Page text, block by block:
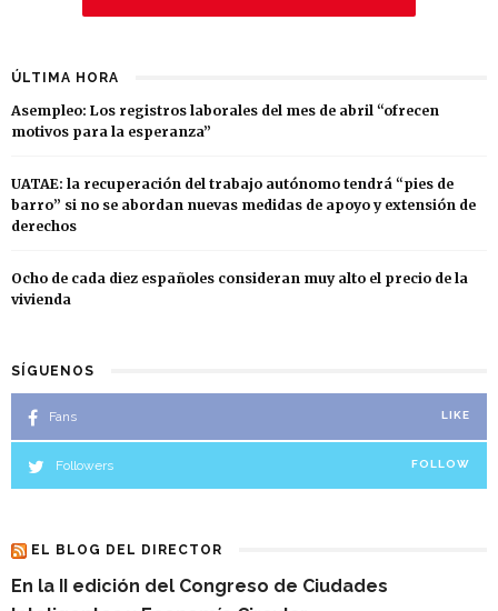
ÚLTIMA HORA
Asempleo: Los registros laborales del mes de abril “ofrecen
motivos para la esperanza”
UATAE: la recuperación del trabajo autónomo tendrá “pies de
barro” si no se abordan nuevas medidas de apoyo y extensión de
derechos
Ocho de cada diez españoles consideran muy alto el precio de la
vivienda
SÍGUENOS
Fans LIKE
Followers FOLLOW
EL BLOG DEL DIRECTOR
En la II edición del Congreso de Ciudades